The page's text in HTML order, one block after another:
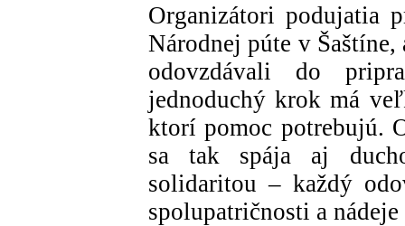
Organizátori podujatia
Národnej púte v
odovzdávali do
jednoduchý krok má
ktorí pomoc potrebujú.
sa tak spája aj
solidaritou – každý
spolupatričnosti a